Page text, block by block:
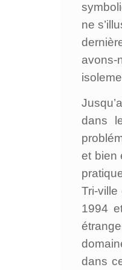
ne
avons-
dans
et bien
Tri-
1994
dans